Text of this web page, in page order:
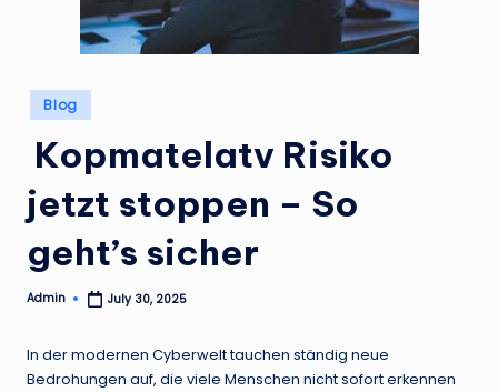
Posted
in
Blog
Kopmatelatv Risiko
jetzt stoppen – So
geht’s sicher
Posted
Admin July 30, 2025
In der modernen Cyberwelt tauchen ständig neue
Bedrohungen auf, die viele Menschen nicht sofort erkennen